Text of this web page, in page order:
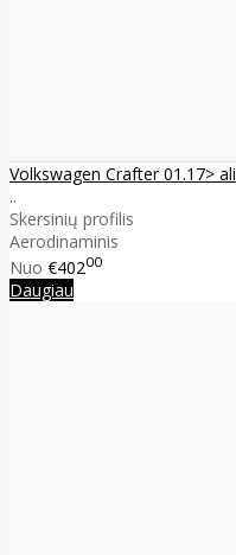
Volkswagen Crafter 01.17>
..
Skersinių profilis
Aerodinaminis
Nuo €40200
Daugiau